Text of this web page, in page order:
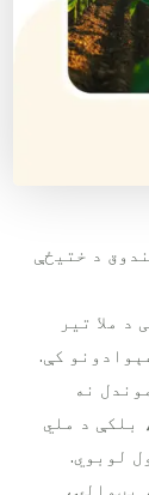
د ختیځې
ملا تیر
کې.
نه
بلکې د ملي
لوبوي.